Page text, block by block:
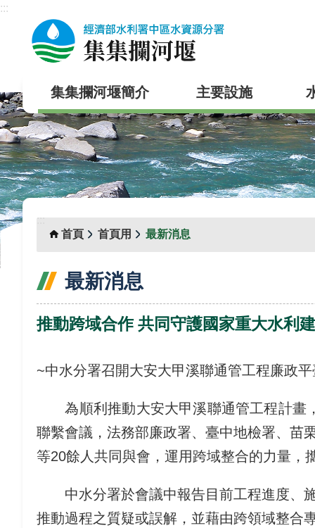
跳到主要內容區塊
:::
集集攔河堰簡介 主要設施
:::
首頁
首頁用 最新消息
最新消息
推動跨域合作 共同守護國家重大水利
~中水分署召開大安大甲溪聯通管工程廉政
為順利推動大安大甲溪聯通管工程計畫
聯繫會議，法務部廉政署、臺中地檢署、苗
等20餘人共同與會，運用跨域整合的力量，
中水分署於會議中報告目前工程進度、
推動過程之質疑或誤解，並藉由跨領域整合